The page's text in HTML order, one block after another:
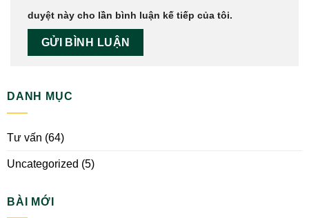
duyệt này cho lần bình luận kế tiếp của tôi.
DANH MỤC
Tư vấn (64)
Uncategorized (5)
BÀI MỚI